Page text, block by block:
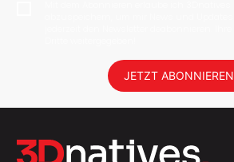
JETZT ABONNIEREN